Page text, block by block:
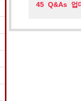
45 Q&As 업